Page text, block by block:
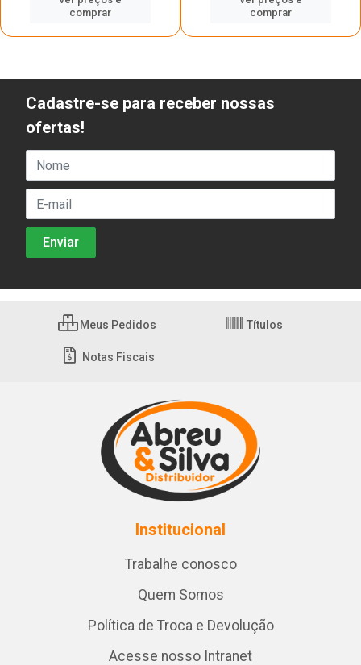
comprar
comprar
Cadastre-se para receber nossas
ofertas!
Meus Pedidos Títulos
Notas Fiscais
Institucional
Trabalhe conosco
Quem Somos
Política de Troca e Devolução
Acesse nosso Intranet